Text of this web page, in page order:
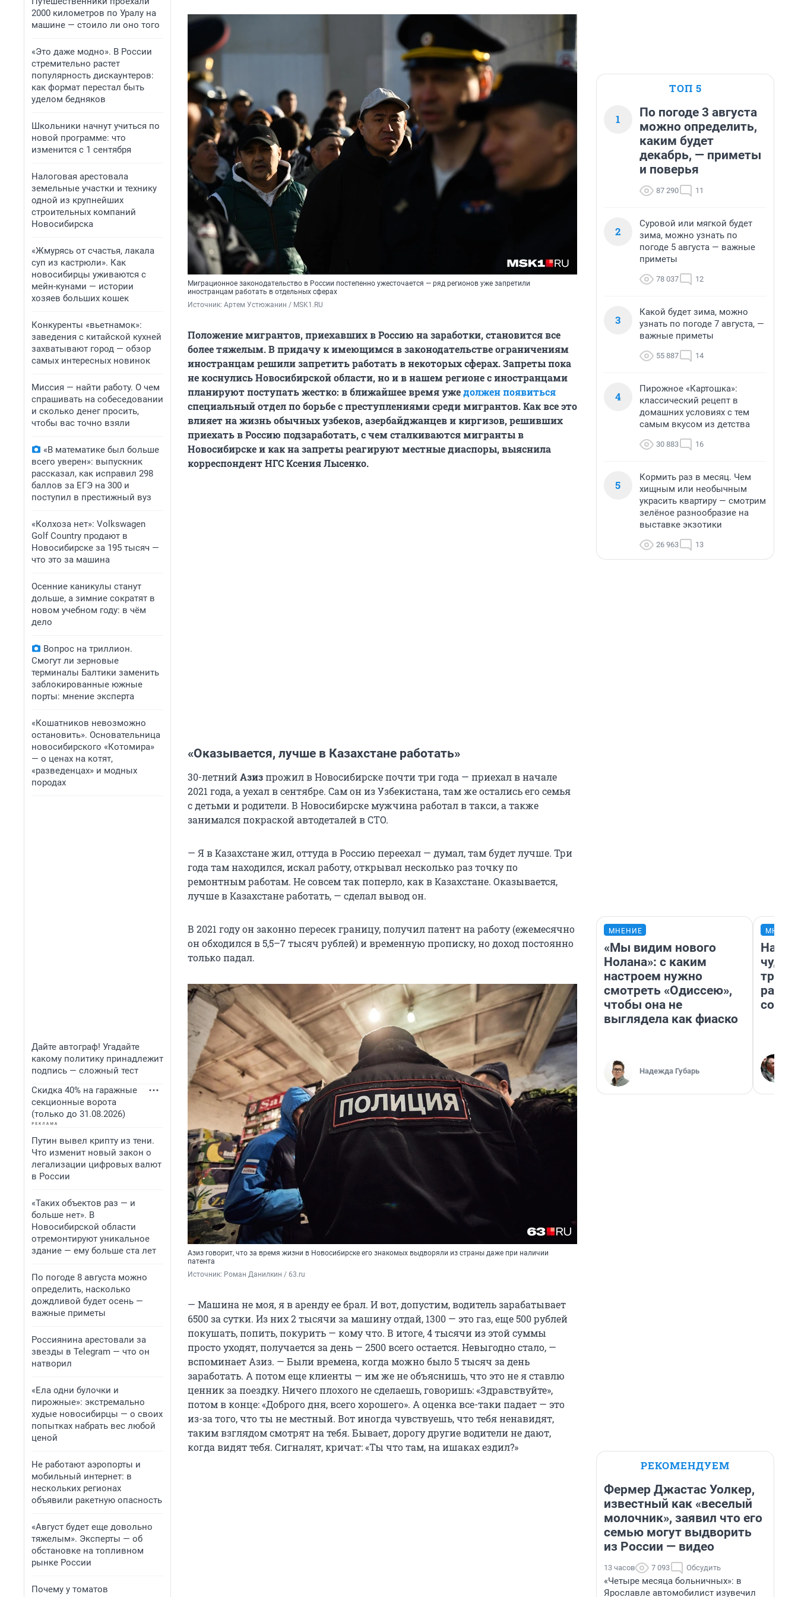
2000 километров по Уралу на
машине — стоило ли оно того
«Это даже модно». В России
стремительно растет
популярность дискаунтеров:
как формат перестал быть
уделом бедняков
Школьники начнут учиться по
новой программе: что
изменится с 1 сентября
Налоговая арестовала
земельные участки и технику
одной из крупнейших
строительных компаний
Новосибирска
«Жмурясь от счастья, лакала
суп из кастрюли». Как
новосибирцы уживаются с
мейн-кунами — истории
хозяев больших кошек
Конкуренты «вьетнамок»:
заведения с китайской кухней
захватывают город — обзор
самых интересных новинок
Миссия — найти работу. О чем
спрашивать на собеседовании
и сколько денег просить,
чтобы вас точно взяли
«В математике был больше
всего уверен»: выпускник
рассказал, как исправил 298
баллов за ЕГЭ на 300 и
поступил в престижный вуз
«Колхоза нет»: Volkswagen
Golf Сountry продают в
Новосибирске за 195 тысяч —
что это за машина
Осенние каникулы станут
дольше, а зимние сократят в
новом учебном году: в чём
дело
Вопрос на триллион.
Смогут ли зерновые
терминалы Балтики заменить
заблокированные южные
порты: мнение эксперта
«Кошатников невозможно
остановить». Основательница
новосибирского «Котомира»
— о ценах на котят,
«разведенцах» и модных
породах
Дайте автограф! Угадайте
какому политику принадлежит
подпись — сложный тест
Скидка 40% на гаражные
секционные ворота
(только до 31.08.2026)
Путин вывел крипту из тени.
Что изменит новый закон о
легализации цифровых валют
в России
«Таких объектов раз — и
больше нет». В
Новосибирской области
отремонтируют уникальное
здание — ему больше ста лет
По погоде 8 августа можно
определить, насколько
дождливой будет осень —
важные приметы
Россиянина арестовали за
звезды в Telegram — что он
натворил
«Ела одни булочки и
пирожные»: экстремально
худые новосибирцы — о своих
попытках набрать вес любой
ценой
Не работают аэропорты и
мобильный интернет: в
нескольких регионах
объявили ракетную опасность
«Август будет еще довольно
тяжелым». Эксперты — об
обстановке на топливном
рынке России
Почему у томатов
Миграционное законодательство в России постепенно ужесточается — ряд регионов уже запретили
иностранцам работать в отдельных сферах
Источник: Артем Устюжанин / MSK1.RU
Положение мигрантов, приехавших в Россию на заработки, становится все
более тяжелым. В придачу к имеющимся в законодательстве ограничениям
иностранцам решили запретить работать в некоторых сферах. Запреты пока
не коснулись Новосибирской области, но и в нашем регионе с иностранцами
планируют поступать жестко: в ближайшее время ужедолжен появиться
специальный отдел по борьбе с преступлениями среди мигрантов. Как все это
влияет на жизнь обычных узбеков, азербайджанцев и киргизов, решивших
приехать в Россию подзаработать, с чем сталкиваются мигранты в
Новосибирске и как на запреты реагируют местные диаспоры, выяснила
корреспондент НГС Ксения Лысенко.
«Оказывается, лучше в Казахстане работать»
30-летнийАзизпрожил в Новосибирске почти три года — приехал в начале
2021 года, а уехал в сентябре. Сам он из Узбекистана, там же остались его семья
с детьми и родители. В Новосибирске мужчина работал в такси, а также
занимался покраской автодеталей в СТО.
— Я в Казахстане жил, оттуда в Россию переехал — думал, там будет лучше. Три
года там находился, искал работу, открывал несколько раз точку по
ремонтным работам. Не совсем так поперло, как в Казахстане. Оказывается,
лучше в Казахстане работать, — сделал вывод он.
В 2021 году он законно пересек границу, получил патент на работу (ежемесячно
он обходился в 5,5–7 тысяч рублей) и временную прописку, но доход постоянно
только падал.
Азиз говорит, что за время жизни в Новосибирске его знакомых выдворяли из страны даже при наличии
патента
Источник: Роман Данилкин / 63.ru
— Машина не моя, я в аренду ее брал. И вот, допустим, водитель зарабатывает
6500 за сутки. Из них 2 тысячи за машину отдай, 1300 — это газ, еще 500 рублей
покушать, попить, покурить — кому что. В итоге, 4 тысячи из этой суммы
просто уходят, получается за день — 2500 всего остается. Невыгодно стало, —
вспоминает Азиз. — Были времена, когда можно было 5 тысяч за день
заработать. А потом еще клиенты — им же не объяснишь, что это не я ставлю
ценник за поездку. Ничего плохого не сделаешь, говоришь: «Здравствуйте»,
потом в конце: «Доброго дня, всего хорошего». А оценка все-таки падает — это
из-за того, что ты не местный. Вот иногда чувствуешь, что тебя ненавидят,
таким взглядом смотрят на тебя. Бывает, дорогу другие водители не дают,
когда видят тебя. Сигналят, кричат: «Ты что там, на ишаках ездил?»
ТОП 5
1
По погоде 3 августа
можно определить,
каким будет
декабрь, — приметы
и поверья
87 290 11
2
Суровой или мягкой будет
зима, можно узнать по
погоде 5 августа — важные
приметы
78 037 12
3
Какой будет зима, можно
узнать по погоде 7 августа, —
важные приметы
55 887 14
4
Пирожное «Картошка»:
классический рецепт в
домашних условиях с тем
самым вкусом из детства
30 883 16
5
Кормить раз в месяц. Чем
хищным или необычным
украсить квартиру — смотрим
зелёное разнообразие на
выставке экзотики
26 963 13
МНЕНИЕ
«Мы видим нового
Нолана»: с каким
настроем нужно
смотреть «Одиссею»,
чтобы она не
выглядела как фиаско
Надежда Губарь
РЕКОМЕНДУЕМ
Фермер Джастас Уолкер,
известный как «веселый
молочник», заявил что его
семью могут выдворить
из России — видео
13 часов 7 093 Обсудить
«Четыре месяца больничных»: в
Ярославле автомобилист изувечил